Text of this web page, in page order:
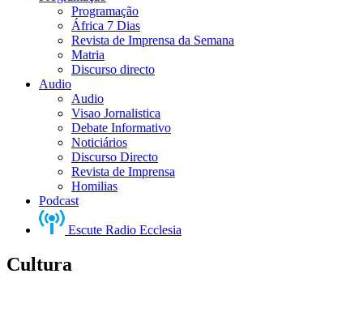
Programação
África 7 Dias
Revista de Imprensa da Semana
Matria
Discurso directo
Audio
Audio
Visao Jornalistica
Debate Informativo
Noticiários
Discurso Directo
Revista de Imprensa
Homilias
Podcast
Escute Radio Ecclesia
Cultura